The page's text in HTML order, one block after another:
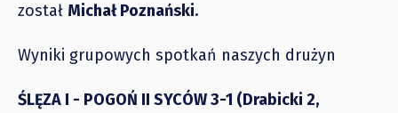
został Michał Poznański.
Wyniki grupowych spotkań naszych drużyn
ŚLĘZA I - POGOŃ II SYCÓW 3-1 (Drabicki 2,